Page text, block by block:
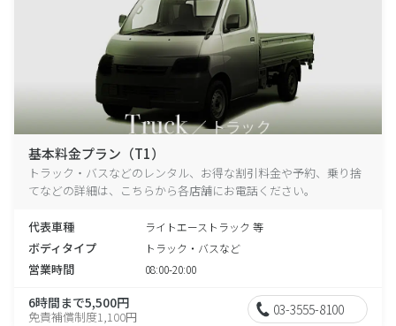
基本料金プラン（T1）
トラック・バスなどのレンタル、お得な割引料金や予約、乗り捨
てなどの詳細は、こちらから各店舗にお電話ください。
代表車種 ライトエーストラック 等
ボディタイプ トラック・バスなど
営業時間 08:00-20:00
6時間まで5,500円
免責補償制度1,100円 03-3555-8100